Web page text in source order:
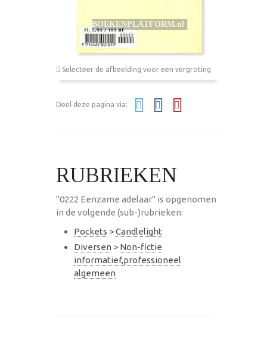
Selecteer de afbeelding voor een vergroting
Deel deze pagina via:
RUBRIEKEN
"0222 Eenzame adelaar" is opgenomen
in de volgende (sub-)rubrieken:
Pockets >Candlelight
Diversen > Non-fictie
informatief,professioneel
algemeen